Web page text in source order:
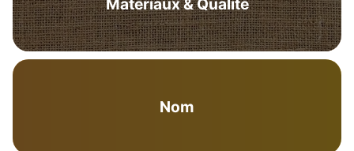
Matériaux & Qualité
Nom